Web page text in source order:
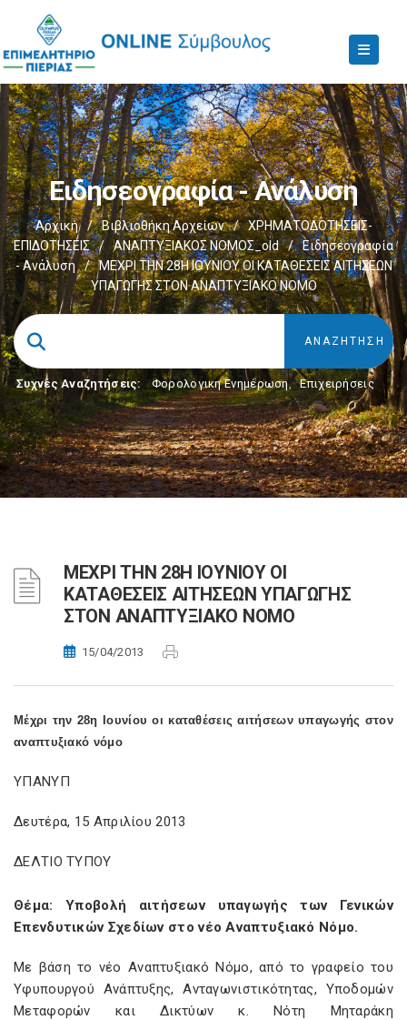
Ειδησεογραφία - Ανάλυση
Αρχική / Βιβλιοθήκη Αρχείων /
ΧΡΗΜΑΤΟΔΟΤΗΣΕΙΣ-
ΕΠΙΔΟΤΗΣΕΙΣ
/ ΑΝΑΠΤΥΞΙΑΚΟΣ ΝΟΜΟΣ_old /
Ειδησεογραφία
- Ανάλυση
/
ΜΕΧΡΙ ΤΗΝ 28Η ΙΟΥΝΙΟΥ ΟΙ ΚΑΤΑΘΕΣΕΙΣ ΑΙΤΗΣΕΩΝ
ΥΠΑΓΩΓΗΣ ΣΤΟΝ ΑΝΑΠΤΥΞΙΑΚΟ ΝΟΜΟ
Συχνές Αναζητήσεις: Φορολογικη Ενημέρωση, Επιχειρήσεις
ΜΕΧΡΙ ΤΗΝ 28Η ΙΟΥΝΙΟΥ ΟΙ
ΚΑΤΑΘΕΣΕΙΣ ΑΙΤΗΣΕΩΝ ΥΠΑΓΩΓΗΣ
ΣΤΟΝ ΑΝΑΠΤΥΞΙΑΚΟ ΝΟΜΟ
15/04/2013
Μέχρι την 28η Ιουνίου οι καταθέσεις αιτήσεων υπαγωγής στον
αναπτυξιακό νόμο
ΥΠΑΝΥΠ
Δευτέρα, 15 Απριλίου 2013
ΔΕΛΤΙΟ ΤΥΠΟΥ
Θέμα: Υποβολή αιτήσεων υπαγωγής των Γενικών
Επενδυτικών Σχεδίων στο νέο Αναπτυξιακό Νόμο.
Με βάση το νέο Αναπτυξιακό Νόμο, από το γραφείο του
Υφυπουργού Ανάπτυξης, Ανταγωνιστικότητας, Υποδομών
Μεταφορών και Δικτύων κ. Νότη Μηταράκη